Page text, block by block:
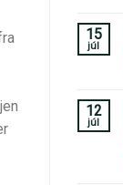
15
júl
12
júl